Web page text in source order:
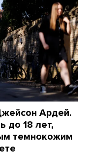
Ардей.
до 18 лет,
темнокожим